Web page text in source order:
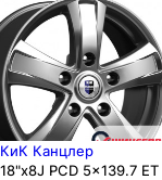
КиК Канцлер
18"x8J PCD 5x139.7